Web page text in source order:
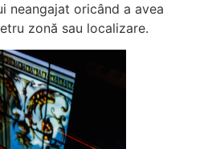
neangajat oricând a avea
zonă sau localizare.